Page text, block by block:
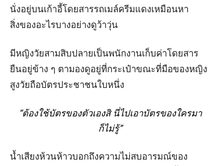
นั่งอยู่บนเก้าอี้โดยสารรถเมล์ครีมแดงเหมือนหา
สิ่งของอะไรบางอย่างดูว้าวุ่น
มีหญิงวัยสามสิบปลายเป็นพนักงานเก็บค่าโดยสาร
ยืนอยู่ข้าง ๆ ตามองดูอยู่ที่กระเป๋าขณะที่มือของหญิง
สูงวัยถือบัตรประชาชนใบหนึ่ง
“ต้องใช้บัตรของตัวเองสิ นี่ไปเอาบัตรของใครมา
ก็ไม่รู้”
น้ำเสียงห้วนห้าวบอกถึงความไม่สบอารมณ์ของ